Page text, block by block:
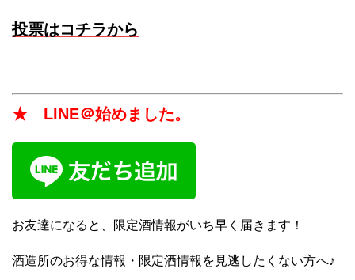
投票はコチラから
★ LINE＠始めました。
お友達になると、限定酒情報がいち早く届きます！
酒造所のお得な情報・限定酒情報を見逃したくない方へ♪